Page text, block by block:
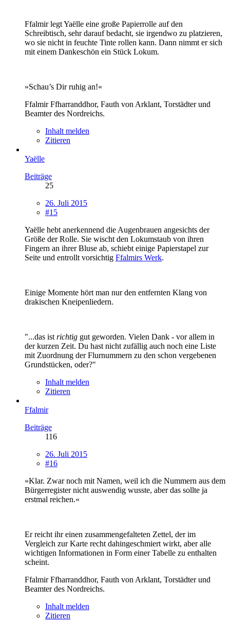
Ffalmir legt Yaëlle eine große Papierrolle auf den
Schreibtisch, sehr darauf bedacht, sie irgendwo zu platzieren,
wo sie nicht in feuchte Tinte rollen kann. Dann nimmt er sich
mit einem Dankeschön ein Stück Lokum.
»Schau’s Dir ruhig an!«
Ffalmir Ffharranddhor, Fauth von Arklant, Torstädter und
Beamter des Nordreichs.
Inhalt melden
Zitieren
Yaëlle
Beiträge
25
26. Juli 2015
#15
Yaëlle hebt anerkennend die Augenbrauen angesichts der
Größe der Rolle. Sie wischt den Lokumstaub von ihren
Fingern an ihrer Bluse ab, schiebt einige Papierstapel zur
Seite und entrollt vorsichtig Ffalmirs Werk.
Einige Momente hört man nur den entfernten Klang von
drakischen Kneipenliedern.
"...das ist richtig gut geworden. Vielen Dank - vor allem in
der kurzen Zeit. Du hast nicht zufällig auch noch eine Liste
mit Zuordnung der Flurnummern zu den schon vergebenen
Grundstücken, oder?"
Inhalt melden
Zitieren
Ffalmir
Beiträge
116
26. Juli 2015
#16
»Klar. Zwar noch mit Namen, weil ich die Nummern aus dem
Bürgerregister nicht auswendig wusste, aber das sollte ja
erstmal reichen.«
Er reicht ihr einen zusammengefalteten Zettel, der im
Vergleich zur Karte recht dahingeschmiert wirkt, aber alle
wichtigen Informationen in Form einer Tabelle zu enthalten
scheint.
Ffalmir Ffharranddhor, Fauth von Arklant, Torstädter und
Beamter des Nordreichs.
Inhalt melden
Zitieren